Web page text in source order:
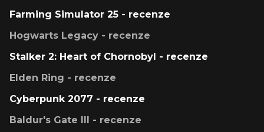
Farming Simulator 25 - recenze
Hogwarts Legacy - recenze
Stalker 2: Heart of Chornobyl - recenze
Elden Ring - recenze
Cyberpunk 2077 - recenze
Baldur's Gate III - recenze